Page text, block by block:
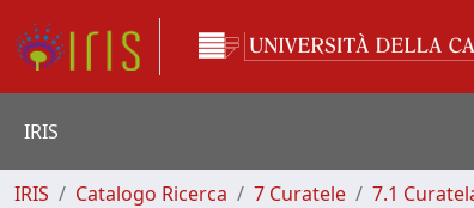
IRIS
IRIS Catalogo Ricerca 7 Curatele 7.1